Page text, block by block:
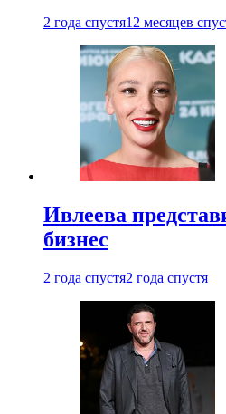
2 года спустя12 месяцев
Ивлеева
бизнес
2 года спустя2 года спустя